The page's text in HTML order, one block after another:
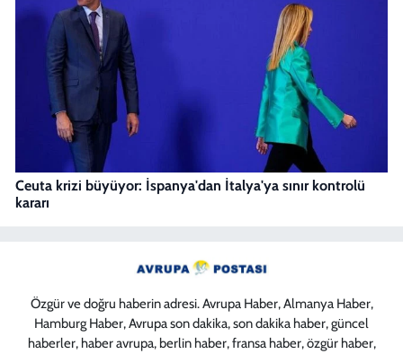
Ceuta krizi büyüyor: İspanya'dan İtalya'ya sınır kontrolü
kararı
Özgür ve doğru haberin adresi. Avrupa Haber, Almanya Haber,
Hamburg Haber, Avrupa son dakika, son dakika haber, güncel
haberler, haber avrupa, berlin haber, fransa haber, özgür haber,